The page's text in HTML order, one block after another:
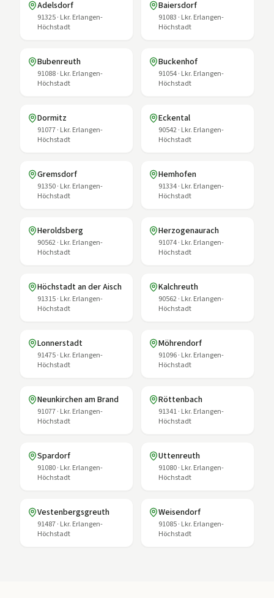
Adelsdorf
91325· Lkr. Erlangen-
Höchstadt
Baiersdorf
91083 · Lkr. Erlangen-
Höchstadt
Bubenreuth
91088· Lkr. Erlangen-
Höchstadt
Buckenhof
91054· Lkr. Erlangen-
Höchstadt
Dormitz
91077· Lkr. Erlangen-
Höchstadt
Eckental
90542· Lkr. Erlangen-
Höchstadt
Gremsdorf
91350· Lkr. Erlangen-
Höchstadt
Hemhofen
91334· Lkr. Erlangen-
Höchstadt
Heroldsberg
90562· Lkr. Erlangen-
Höchstadt
Herzogenaurach
91074· Lkr. Erlangen-
Höchstadt
Höchstadt an der Aisch
91315· Lkr. Erlangen-
Höchstadt
Kalchreuth
90562· Lkr. Erlangen-
Höchstadt
Lonnerstadt
91475· Lkr. Erlangen-
Höchstadt
Möhrendorf
91096· Lkr. Erlangen-
Höchstadt
Neunkirchen am Brand
91077· Lkr. Erlangen-
Höchstadt
Röttenbach
91341· Lkr. Erlangen-
Höchstadt
Spardorf
91080· Lkr. Erlangen-
Höchstadt
Uttenreuth
91080· Lkr. Erlangen-
Höchstadt
Vestenbergsgreuth
91487· Lkr. Erlangen-
Höchstadt
Weisendorf
91085· Lkr. Erlangen-
Höchstadt